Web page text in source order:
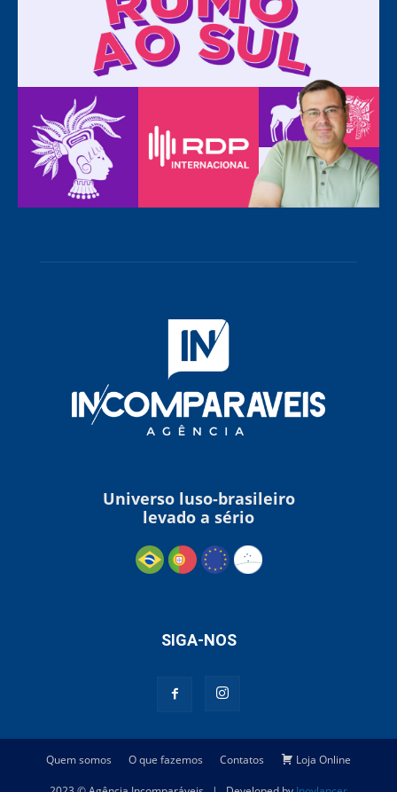
Universo luso-brasileiro
levado a sério
SIGA-NOS
Quem somos O que fazemos Contatos Loja Online